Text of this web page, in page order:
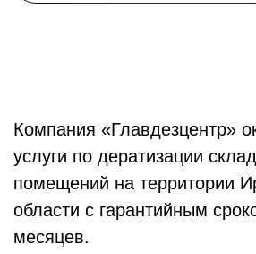
Компания «Главдезцентр»
услуги по дератизации
помещений на территории
области с гарантийным
месяцев.